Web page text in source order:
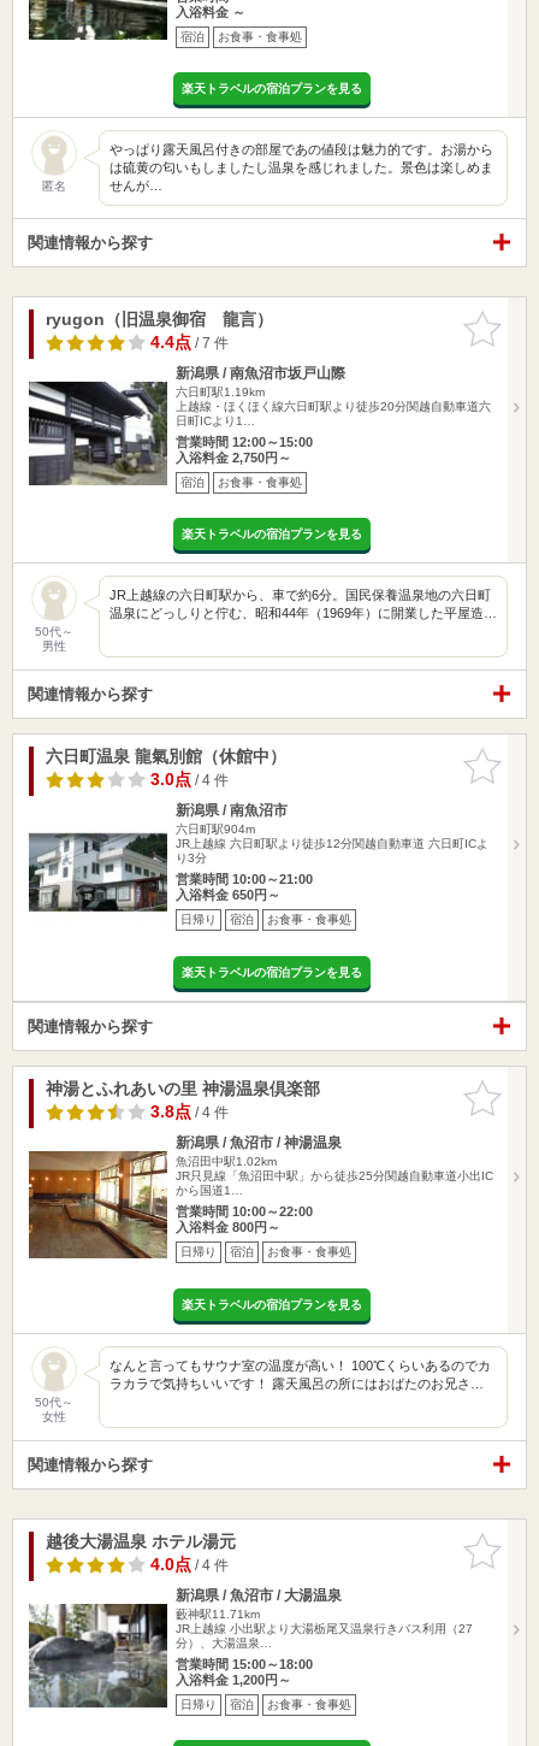
入浴料金 ～
宿泊 お食事・食事処
楽天トラベルの宿泊プランを見る
匿名
やっぱり露天風呂付きの部屋であの値段は魅力的です。お湯から
は硫黄の匂いもしましたし温泉を感じれました。景色は楽しめま
せんが…
関連情報から探す
お気に入
りに追加
ryugon（旧温泉御宿 龍言）
4.4点/ 7 件
新潟県 / 南魚沼市坂戸山際
六日町駅1.19km
上越線・ほくほく線六日町駅より徒歩20分関越自動車道六
日町ICより1…
営業時間 12:00～15:00
入浴料金 2,750円～
宿泊 お食事・食事処
楽天トラベルの宿泊プランを見る
50代～
男性
JR上越線の六日町駅から、車で約6分。国民保養温泉地の六日町
温泉にどっしりと佇む、昭和44年（1969年）に開業した平屋造…
関連情報から探す
お気に入
りに追加
六日町温泉 龍氣別館（休館中）
3.0点/ 4 件
新潟県 / 南魚沼市
六日町駅904m
JR上越線 六日町駅より徒歩12分関越自動車道 六日町ICよ
り3分
営業時間 10:00～21:00
入浴料金 650円～
日帰り 宿泊 お食事・食事処
楽天トラベルの宿泊プランを見る
関連情報から探す
お気に入
りに追加
神湯とふれあいの里 神湯温泉倶楽部
3.8点/ 4 件
新潟県 / 魚沼市 / 神湯温泉
魚沼田中駅1.02km
JR只見線「魚沼田中駅」から徒歩25分関越自動車道小出IC
から国道1…
営業時間 10:00～22:00
入浴料金 800円～
日帰り 宿泊 お食事・食事処
楽天トラベルの宿泊プランを見る
50代～
女性
なんと言ってもサウナ室の温度が高い！ 100℃くらいあるのでカ
ラカラで気持ちいいです！ 露天風呂の所にはおばたのお兄さ…
関連情報から探す
お気に入
りに追加
越後大湯温泉 ホテル湯元
4.0点/ 4 件
新潟県 / 魚沼市 / 大湯温泉
藪神駅11.71km
JR上越線 小出駅より大湯栃尾又温泉行きバス利用（27
分）、大湯温泉…
営業時間 15:00～18:00
入浴料金 1,200円～
日帰り 宿泊 お食事・食事処